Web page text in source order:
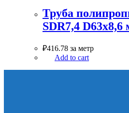
Труба
SDR7,4 D63х8,6
₽416.78 за метр
Add to cart